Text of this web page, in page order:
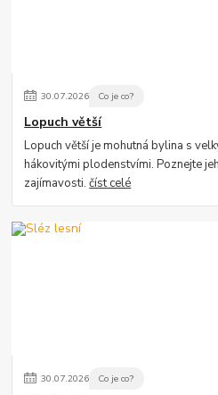
30.07.2026 Co je co?
Lopuch větší
Lopuch větší je mohutná bylina s
hákovitými plodenstvími. Poznejte
zajímavosti.číst celé
30.07.2026 Co je co?